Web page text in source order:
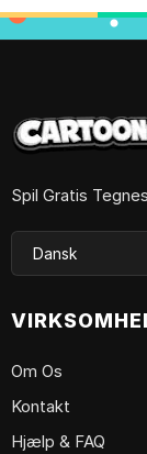
Spil Gratis
Om Os
Kontakt
Hjælp & FAQ